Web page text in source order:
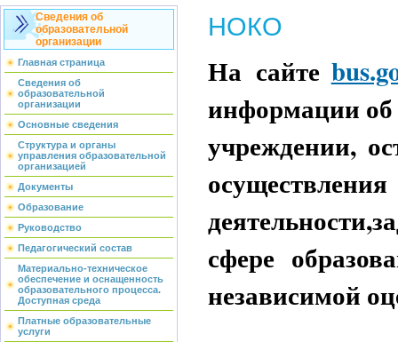
Сведения об
образовательной
организации
Главная страница
Сведения об
образовательной
организации
Основные сведения
Структура и органы
управления образовательной
организацией
Документы
Образование
Руководство
Педагогический состав
Материально-техническое
обеспечение и оснащенность
образовательного процесса.
Доступная среда
Платные образовательные
услуги
НОКО
На сайте
информации об
учреждении,
сфере
независимой